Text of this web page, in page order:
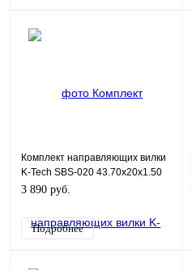
Комплект направляющих вилки
K-Tech SBS-020 43.70x20x1.50
3 890 руб.
Подробнее